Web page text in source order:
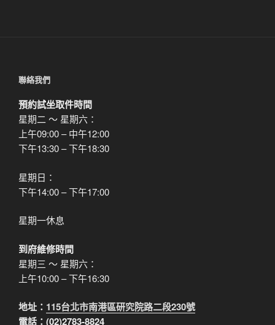
聯絡我們
預約試坐取件時間
星期二 ～ 星期六：
上午09:00 – 中午12:00
下午13:30 – 下午18:30
星期日：
下午14:00 – 下午17:00
星期一休息
到府維修時間
星期三 ～ 星期六：
上午10:00 – 下午16:30
地址： 115台北市南港區研究院路二段230號
電話：(02)2783-8824